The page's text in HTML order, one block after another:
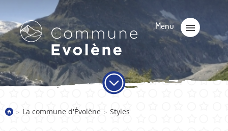
> La commune d'Évolène > Styles